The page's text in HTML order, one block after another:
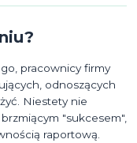
pracownicy firmy
odnoszących
Niestety nie
"sukcesem",
raportową.